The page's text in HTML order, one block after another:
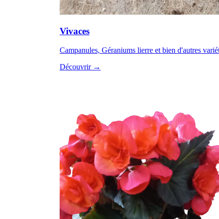
Vivaces
Campanules, Géraniums lierre et bien d'autres
Découvrir →